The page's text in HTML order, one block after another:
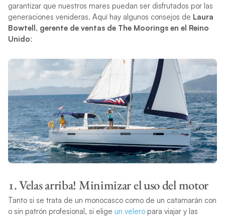
garantizar que nuestros mares puedan ser disfrutados por las
generaciones venideras. Aquí hay algunos consejos de Laura
Bowtell, gerente de ventas de The Moorings en el Reino
Unido:
1. Velas arriba! Minimizar el uso del motor
Tanto si se trata de un monocasco como de un catamarán con
o sin patrón profesional, si elige un veleropara viajar y las